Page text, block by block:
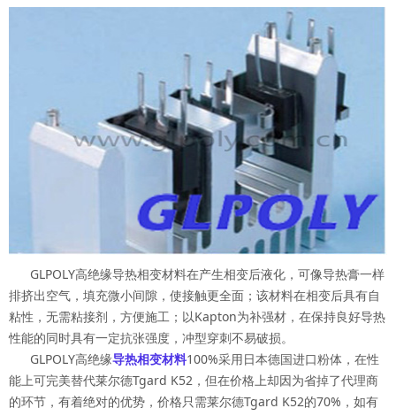
GLPOLY高绝缘导热相变材料在产生相变后液化，可像导热膏一样
排挤出空气，填充微小间隙，使接触更全面；该材料在相变后具有自
粘性，无需粘接剂，方便施工；以Kapton为补强材，在保持良好导热
性能的同时具有一定抗张强度，冲型穿刺不易破损。
GLPOLY高绝缘导热相变材料100%采用日本德国进口粉体，在性
能上可完美替代莱尔德Tgard K52，但在价格上却因为省掉了代理商
的环节，有着绝对的优势，价格只需莱尔德Tgard K52的70%，如有